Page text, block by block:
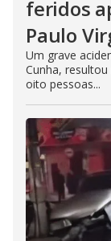
feridos
Paulo
Um grave
Cunha,
oito pessoas...